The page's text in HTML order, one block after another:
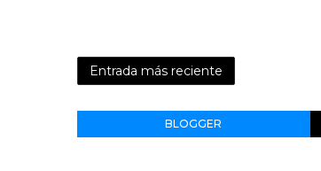
Entrada más reciente
BLOGGER